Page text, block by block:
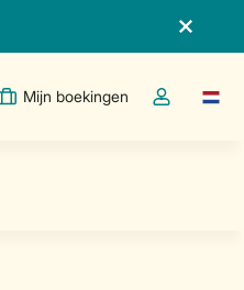
Mijn boekingen
Open deTaal